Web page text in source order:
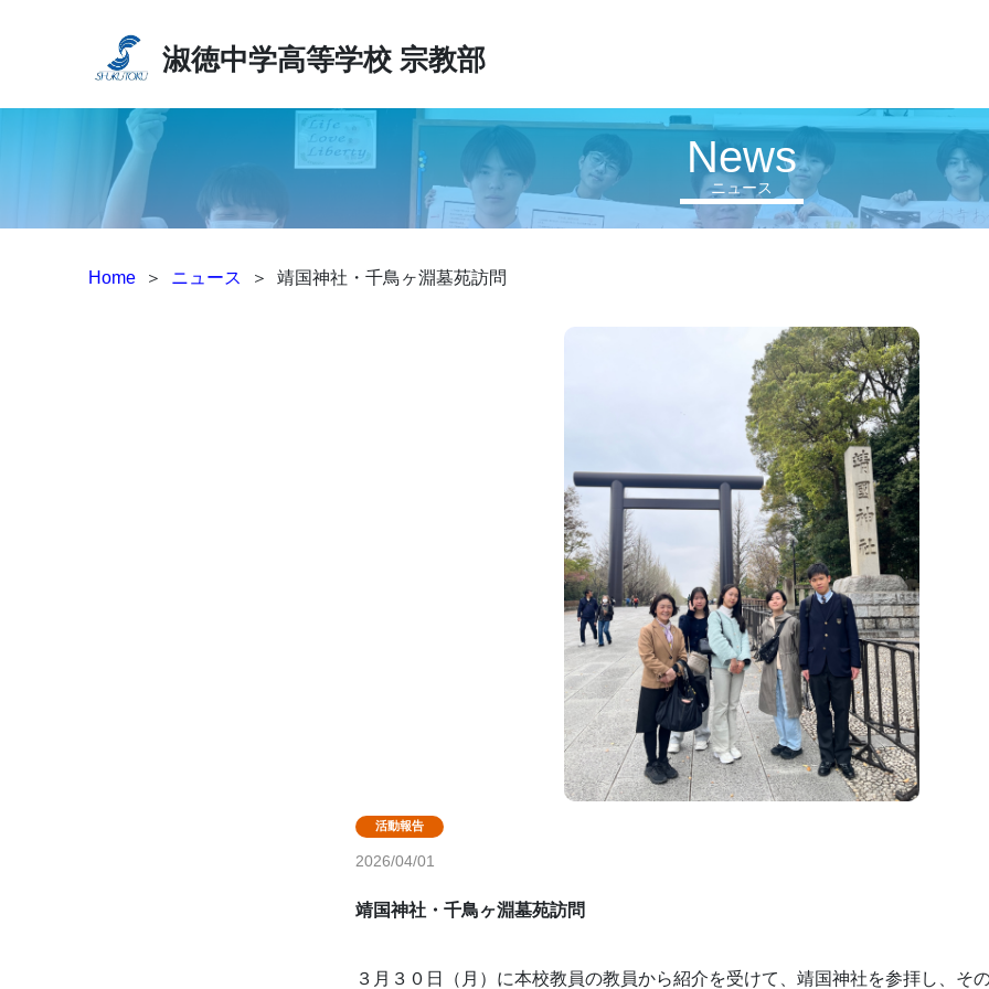
淑徳中学高等学校 宗教部
ニュース
News
Home ＞ ニュース ＞ 靖国神社・千鳥ヶ淵墓苑訪問
2026/04/01
靖国神社・千鳥ヶ淵墓苑訪問
３月３０日（月）に本校教員の教員から紹介を受けて、靖国神社を参拝し、そ